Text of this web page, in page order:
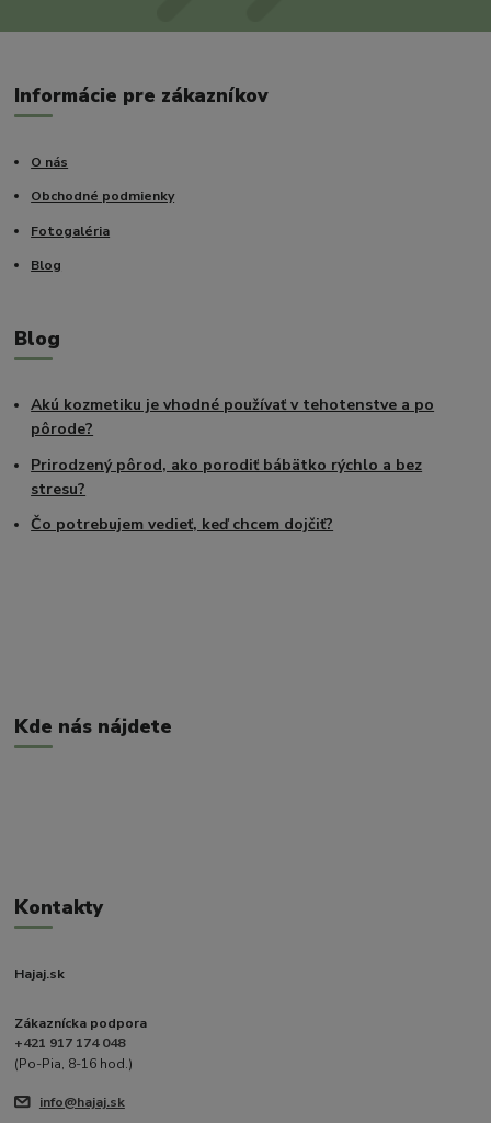
Informácie pre zákazníkov
O nás
Obchodné podmienky
Fotogaléria
Blog
Blog
Akú kozmetiku je vhodné používať v tehotenstve a po
pôrode?
Prirodzený pôrod, ako porodiť bábätko rýchlo a bez
stresu?
Čo potrebujem vedieť, keď chcem dojčiť?
Kde nás nájdete
Kontakty
Hajaj.sk
Zákaznícka podpora
+421 917 174 048
(Po-Pia, 8-16 hod.)
info@hajaj.sk